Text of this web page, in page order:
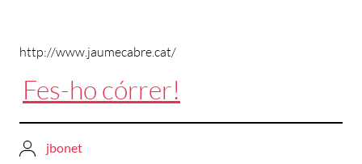
http://www.jaumecabre.cat/
Fes-ho córrer!
jbonet